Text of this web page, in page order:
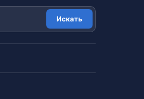
Искать